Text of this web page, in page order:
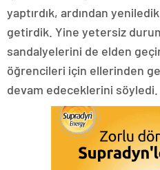
yaptırdık, ardından
getirdik. Yine yetersiz
sandalyelerini de elden
öğrencileri için ellerinden
devam edeceklerini söyledi.